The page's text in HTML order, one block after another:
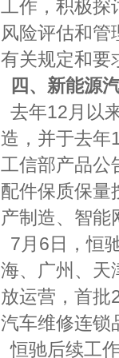
工作，积极探
风险评估和管
有关规定和要
四、新能源
去年12月以
造，并于去年
工信部产品公
配件保质保量
产制造、智能
7月6日，恒
海、广州、天
放运营，首批
汽车维修连锁
恒驰后续工